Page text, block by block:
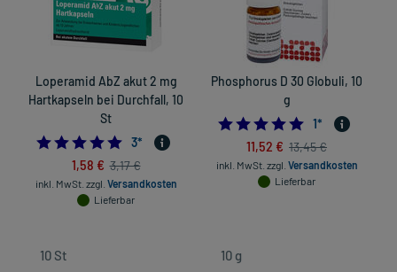
Loperamid AbZ akut 2 mg
Hartkapseln bei Durchfall, 10
St
5.0
3*
1,58 € 3,17 €
inkl. MwSt. zzgl. Versandkosten
Lieferbar
Phosphorus D 30 Globuli, 10
g
5.0
1*
11,52 € 13,45 €
inkl. MwSt. zzgl. Versandkosten
Lieferbar